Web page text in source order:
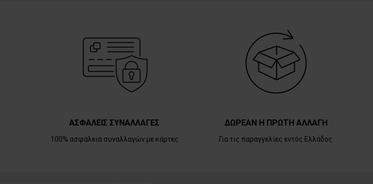
ΑΣΦΑΛΕΙΣ ΣΥΝΑΛΛΑΓΕΣ
100% ασφάλεια συναλλαγών με κάρτες
ΔΩΡΕΑΝ Η ΠΡΩΤΗ ΑΛΛΑΓΗ
Για τις παραγγελίες εντός Ελλάδος